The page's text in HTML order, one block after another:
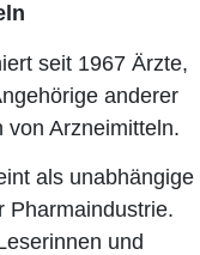
seit 1967 Ärzte,
anderer
von Arzneimitteln.
als unabhängige
Pharmaindustrie.
und